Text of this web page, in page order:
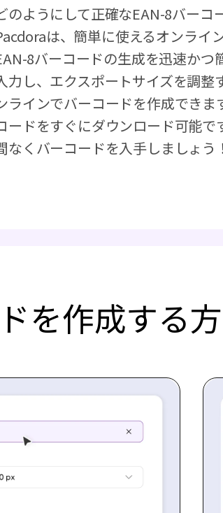
のようにして正確なEAN-8バーコ
は、簡単に使えるオンライ
8バーコードの生成を迅速かつ
力し、エクスポートサイズを調整
ラインでバーコードを作成できま
ードをすぐにダウンロード可能
なくバーコードを入手しましょう
を作成する